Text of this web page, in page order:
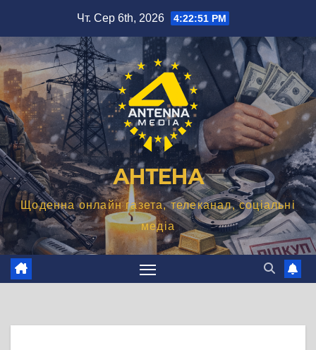
вмісту
Чт. Сер 6th, 2026 4:22:52 PM
АНТЕНА
Щоденна онлайн газета, телеканал, соціальні
медіа